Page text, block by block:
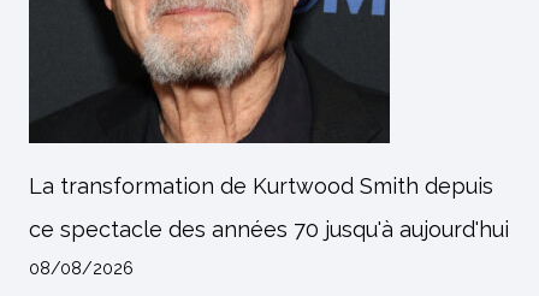
La transformation de Kurtwood Smith depuis
ce spectacle des années 70 jusqu'à aujourd'hui
08/08/2026